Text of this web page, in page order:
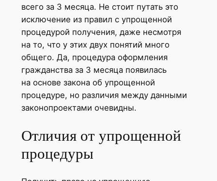
всего за 3 месяца. Не стоит путать это
исключение из правил с упрощенной
процедурой получения, даже несмотря
на то, что у этих двух понятий много
общего. Да, процедура оформления
гражданства за 3 месяца появилась
на основе закона об упрощенной
процедуре, но различия между данными
законопроектами очевидны.
Отличия от упрощенной
процедуры